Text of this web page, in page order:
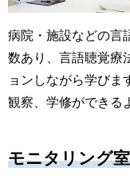
病院・施設などの言
数あり、言語聴覚療
ョンしながら学びま
観察、学修ができる
モニタリング